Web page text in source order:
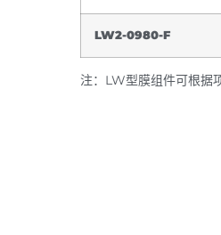
LW2-0980-F
注：LW型膜组件可根据